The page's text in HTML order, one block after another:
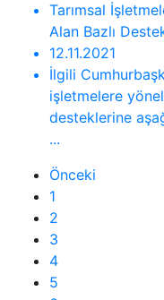
Tarımsal
Alan Bazlı
12.11.2021
İlgili
işletmelere
desteklerine
...
Önceki
1
2
3
4
5